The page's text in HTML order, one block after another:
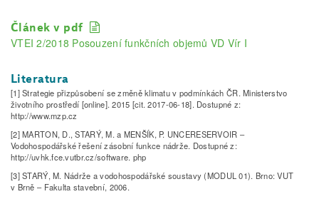
Článek v pdf
VTEI 2/2018 Posouzení funkčních objemů VD Vír I
Literatura
[1] Strategie přizpůsobení se změně klimatu v podmínkách ČR. Ministerstvo
životního prostředí [online]. 2015 [cit. 2017-06-18]. Dostupné z:
http://www.mzp.cz
[2] MARTON, D., STARÝ, M. a MENŠÍK, P. UNCERESERVOIR –
Vodohospodářské řešení zásobní funkce nádrže. Dostupné z:
http://uvhk.fce.vutbr.cz/software. php
[3] STARÝ, M. Nádrže a vodohospodářské soustavy (MODUL 01). Brno: VUT
v Brně – Fakulta stavební, 2006.